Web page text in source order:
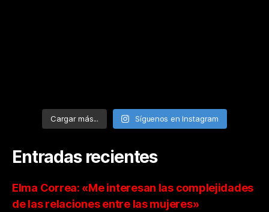
Cargar más... Síguenos en Instagram
Entradas recientes
Elma Correa: «Me interesan las complejidades
de las relaciones entre las mujeres»